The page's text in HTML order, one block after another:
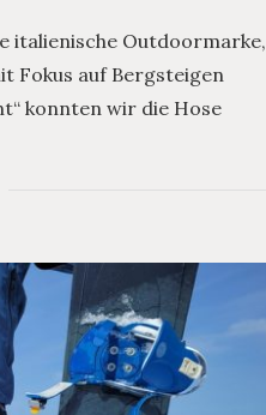
italienische Outdoormarke,
Fokus auf Bergsteigen
konnten wir die Hose